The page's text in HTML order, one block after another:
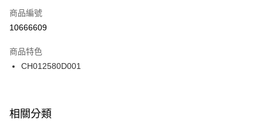
【「AFTEE先享後付」結帳流程】
１．於結帳方式選擇「AFTEE先享後付」後，將跳轉至「AFTEE先享後付」
２．訂單成立數日內，您將收到繳費通知簡訊。
３．收到繳費通知簡訊後14天內，點擊此簡訊中的連結，可透過四大超商／
ATM／網路銀行／等多元方式進行付款，方視為交易完成。
※ 交易是否成功請以「AFTEE先享後付 」之結帳頁面顯示為準，若有關於
是否繳費成功／繳費後需取消欲退款等相關疑問，請聯繫「AFTEE先享後付
宅配
每筆NT$100，滿NT$1,500(含以上)免運費
付款後門市自取
每筆NT$100，滿NT$1,500(含以上)免運費
商品編號
10666609
商品特色
CH012580D001
相關分類